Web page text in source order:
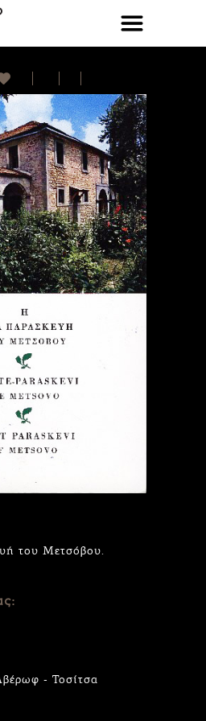
του Μετσόβου.
- Τοσίτσα